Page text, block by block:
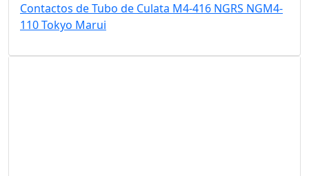
Contactos de Tubo de Culata M4-416 NGRS NGM4-
110 Tokyo Marui